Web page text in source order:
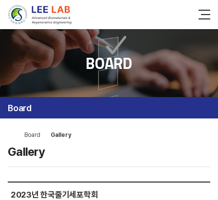
BOARD
Board
Gallery
Board Gallery
2023년 한국줄기세포학회